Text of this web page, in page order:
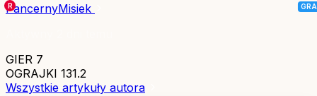
PancernyMisiek
GIER 7
OGRAJKI 131.2
Wszystkie artykuły autora